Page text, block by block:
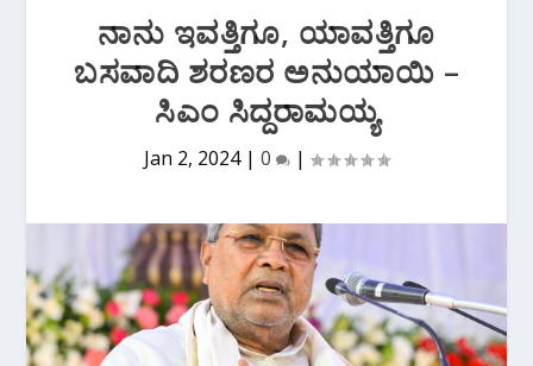
ನಾನು ಇವತ್ತಿಗೂ, ಯಾವತ್ತಿಗೂ
ಬಸವಾದಿ ಶರಣರ ಅನುಯಾಯಿ –
ಸಿಎಂ ಸಿದ್ದರಾಮಯ್ಯ
Jan 2, 2024| 0 |